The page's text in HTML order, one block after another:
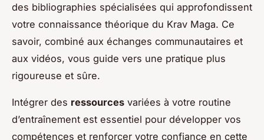
des bibliographies spécialisées qui approfondissent
votre connaissance théorique du Krav Maga. Ce
savoir, combiné aux échanges communautaires et
aux vidéos, vous guide vers une pratique plus
rigoureuse et sûre.
Intégrer des ressources variées à votre routine
d’entraînement est essentiel pour développer vos
compétences et renforcer votre confiance en cette